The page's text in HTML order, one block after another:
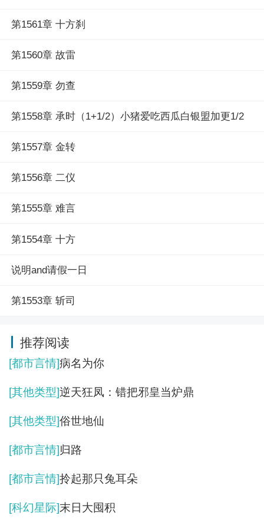
第1561章 十方刹
第1560章 故雷
第1559章 勿查
第1558章 承时（1+1/2）小猪爱吃西瓜白银盟加更1/2
第1557章 金转
第1556章 二仪
第1555章 难言
第1554章 十方
说明and请假一日
第1553章 斩司
推荐阅读
[都市言情]病名为你
[其他类型]逆天狂凤：错把邪皇当炉鼎
[其他类型]俗世地仙
[都市言情]归路
[都市言情]拎起那只兔耳朵
[科幻星际]末日大囤积